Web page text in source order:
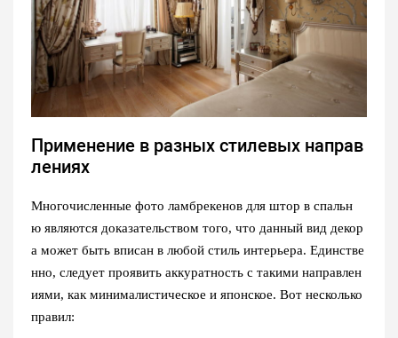
Применение в разных стилевых направ
лениях
Многочисленные фото ламбрекенов для штор в спальн
ю являются доказательством того, что данный вид декор
а может быть вписан в любой стиль интерьера. Единстве
нно, следует проявить аккуратность с такими направлен
иями, как минималистическое и японское. Вот несколько
правил: